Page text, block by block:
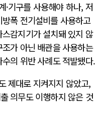
·기구를 사용해야 하나, 저
폭 전기설비를 사용하고
감지기가 설치돼 있지 않
가 아닌 배관을 사용하는
수의 위반 사례도 적발됐다.
제대로 지켜지지 않았고,
의무도 이행하지 않은 것